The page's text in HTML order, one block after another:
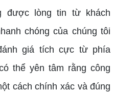
được lòng tin từ khách
chóng của chúng tôi
giá tích cực từ phía
thể yên tâm rằng công
cách chính xác và đúng